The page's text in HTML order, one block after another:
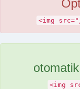
<img
<img